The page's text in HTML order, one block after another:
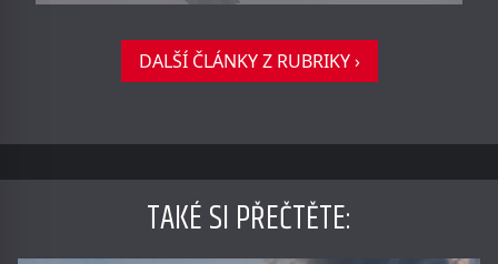
DALŠÍ ČLÁNKY Z RUBRIKY ›
TAKÉ SI PŘEČTĚTE: